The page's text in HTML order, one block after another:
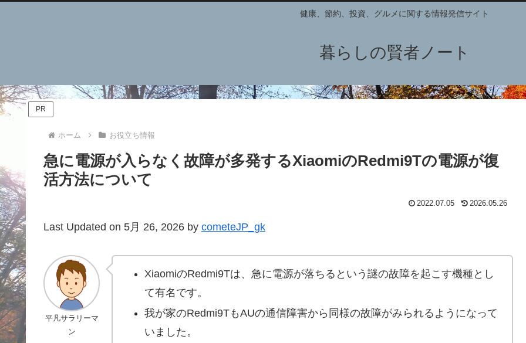
健康、節約、投資、グルメに関する情報発信サイト
暮らしの賢者ノート
PR
ホーム お役立ち情報
急に電源が入らなく故障が多発するXiaomiのRedmi9Tの電源が復
活方法について
2022.07.05 2026.05.26
Last Updated on 5月 26, 2026 by cometeJP_gk
平凡サラリーマ
ン
XiaomiのRedmi9Tは、急に電源が落ちるという謎の故障を起こす機種とし
て有名です。
我が家のRedmi9TもAUの通信障害から同様の故障がみられるようになって
いました。